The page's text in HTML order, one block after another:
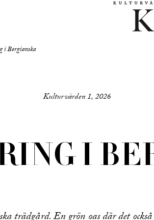
i Bergianska
Kulturvärden 1, 2026
I